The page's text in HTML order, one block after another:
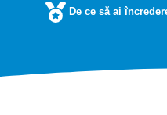
De ce să ai